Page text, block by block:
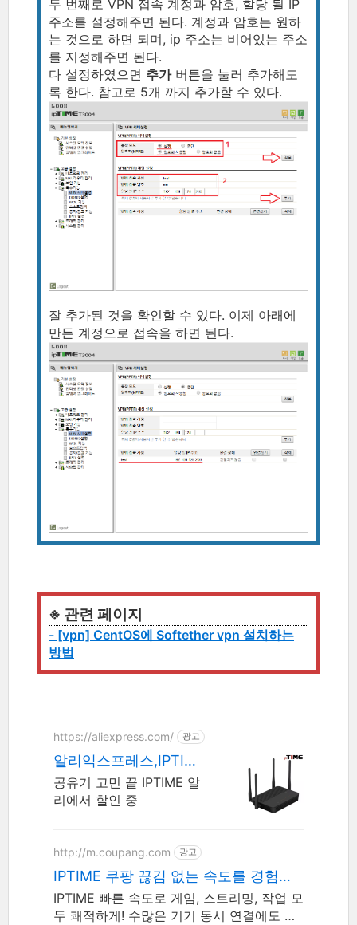
두 번째로 VPN 접속 계정과 암호, 할당 될 IP
주소를 설정해주면 된다. 계정과 암호는 원하
는 것으로 하면 되며, ip 주소는 비어있는 주소
를 지정해주면 된다.
다 설정하였으면 추가버튼을 눌러 추가해도
록 한다. 참고로 5개 까지 추가할 수 있다.
잘 추가된 것을 확인할 수 있다. 이제 아래에
만든 계정으로 접속을 하면 된다.
※ 관련 페이지
- [vpn] CentOS에 Softether vpn 설치하는
방법
https://aliexpress.com/ 광고
알리익스프레스,IPTIME
ipTIME 알리쇼핑 공유기
공유기 고민 끝 IPTIME 알
리에서 할인 중
http://m.coupang.com 광고
IPTIME 쿠팡 끊김 없는 속도를 경험하
세요
IPTIME 빠른 속도로 게임, 스트리밍, 작업 모
두 쾌적하게! 수많은 기기 동시 연결에도 유